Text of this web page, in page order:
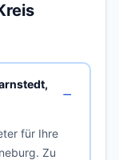
für Ihre
Zu